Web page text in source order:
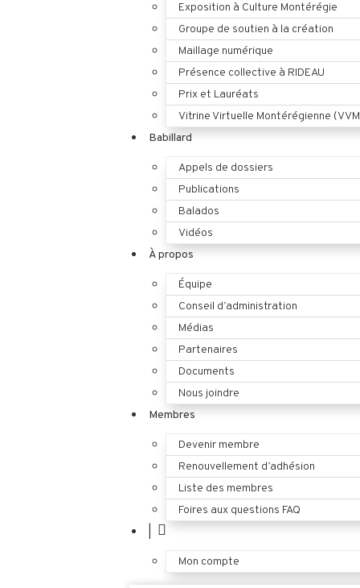
Exposition à Culture Montérégie
Groupe de soutien à la création
Maillage numérique
Présence collective à RIDEAU
Prix et Lauréats
Vitrine Virtuelle Montérégienne
Babillard
Appels de dossiers
Publications
Balados
Vidéos
À propos
Équipe
Conseil d’administration
Médias
Partenaires
Documents
Nous joindre
Membres
Devenir membre
Renouvellement d’adhésion
Liste des membres
Foires aux questions FAQ
Mon compte